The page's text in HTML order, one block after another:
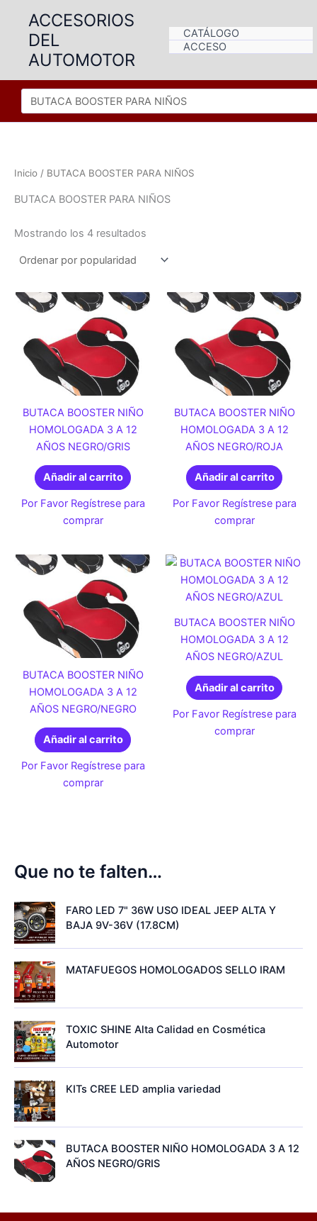
contenido
ACCESORIOS
DEL
AUTOMOTOR
CATÁLOGO
ACCESO
Inicio / BUTACA BOOSTER PARA NIÑOS
BUTACA BOOSTER PARA NIÑOS
Mostrando los 4 resultados
BUTACA BOOSTER NIÑO
HOMOLOGADA 3 A 12
AÑOS NEGRO/GRIS
Añadir al carrito
Por Favor Regístrese para
comprar
BUTACA BOOSTER NIÑO
HOMOLOGADA 3 A 12
AÑOS NEGRO/ROJA
Añadir al carrito
Por Favor Regístrese para
comprar
BUTACA BOOSTER NIÑO
HOMOLOGADA 3 A 12
AÑOS NEGRO/NEGRO
Añadir al carrito
Por Favor Regístrese para
comprar
BUTACA BOOSTER NIÑO
HOMOLOGADA 3 A 12
AÑOS NEGRO/AZUL
Añadir al carrito
Por Favor Regístrese para
comprar
Que no te falten…
FARO LED 7" 36W USO IDEAL JEEP ALTA Y
BAJA 9V-36V (17.8CM)
MATAFUEGOS HOMOLOGADOS SELLO IRAM
TOXIC SHINE Alta Calidad en Cosmética
Automotor
KITs CREE LED amplia variedad
BUTACA BOOSTER NIÑO HOMOLOGADA 3 A 12
AÑOS NEGRO/GRIS